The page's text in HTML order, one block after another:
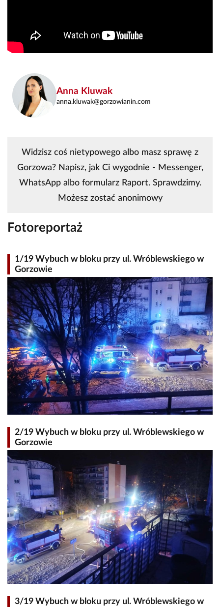
Anna Kluwak
anna.kluwak@gorzowianin.com
Widzisz coś nietypowego albo masz sprawę z
Gorzowa? Napisz, jak Ci wygodnie - Messenger,
WhatsApp albo formularz Raport. Sprawdzimy.
Możesz zostać anonimowy
Fotoreportaż
1/19 Wybuch w bloku przy ul. Wróblewskiego w
Gorzowie
2/19 Wybuch w bloku przy ul. Wróblewskiego w
Gorzowie
3/19 Wybuch w bloku przy ul. Wróblewskiego w